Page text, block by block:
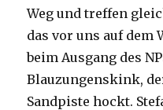
Weg und treffen
das vor uns auf dem
beim Ausgang des
Blauzungenskink,
Sandpiste hockt.